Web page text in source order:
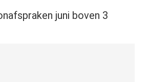
juni boven 3